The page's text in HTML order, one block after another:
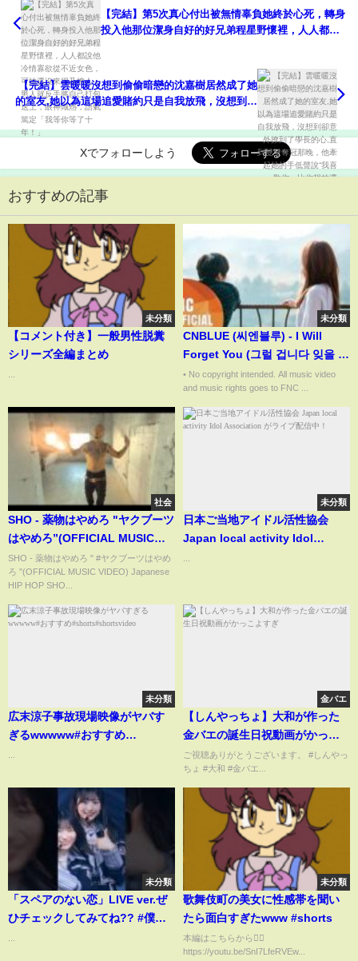
【完結】第5次真心付出被無情辜負她終於心死，轉身
投入他那位潔身自好的好兄弟程星野懷裡，人人都說
你等了十年！」
【完結】雲暖暖沒想到偷偷暗戀的沈嘉樹居然成了她
的室友,她以為這場追愛賭約只是自我放飛，沒想到卻
意外撩到了學長的心,直到雙雙奪冠那晚，他牽起她的
手低聲說“我喜歡你，比你想的還早！”#熱播短劇#甜
寵
Xでフォローしよう
おすすめの記事
未分類
【コメント付き】一般男性脱糞
シリーズ全編まとめ
未分類
CNBLUE (씨엔블루) - I Will
Forget You (그럴 겁니다 잊을 겁
니다) FM/V ft. Park Shin Hye
(박신혜)
• No copyright intended. All music video
and music rights goes to FNC ...
社会
SHO - 薬物はやめろ "ヤクブーツ
はやめろ”(OFFICIAL MUSIC
VIDEO) "STOP DOING DRUGS"
Japanese HIP HOP
SHO - 薬物はやめろ " #ヤクブーツはやめ
ろ ”(OFFICIAL MUSIC VIDEO) Japanese
HIP HOP SHO...
未分類
日本ご当地アイドル活性協会
Japan local activity Idol
未分類
広末涼子事故現場映像がヤバす
ぎるwwwww#おすすめ
金バエ
【しんやっちょ】大和が作った
金バエの誕生日祝動画がかっこ
よすぎ
ご視聴ありがとうございます。 #しんやっ
ちょ #大和 #金バエ...
未分類
「スペアのない恋」LIVE ver.ぜ
ひチェックしてみてね?? #僕が
未分類
歌舞伎町の美女に性感帯を聞い
たら面白すぎたwww #shorts
本編はこちらから🙆‍♂️
https://youtu.be/SnI7LfeRVEw...